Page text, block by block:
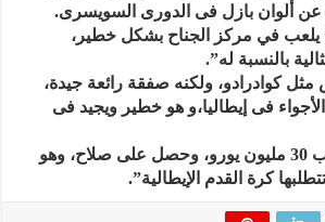
عن ألوان بازل فى الدورى السويسرى.
يلعب في مركز الجناح بشكل خطير،
كوادرادو، ولكنه صفقة رائعة جيدة،
فى إيطاليا،و هو خطير ويجيد فى
وأتم: “فيورنتينا كسب 30 مليون يورو، وحصل على صلاح، وهو
كرة القدم الإيطالية”.